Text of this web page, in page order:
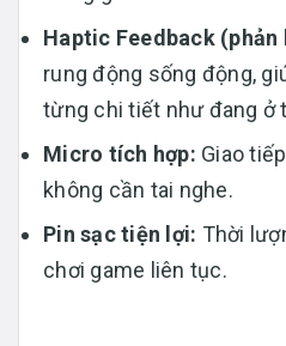
Haptic Feedback (phản
rung động sống động,
từng chi tiết như đang ở
Micro tích hợp: Giao
không cần tai nghe.
Pin sạc tiện lợi: Thời
chơi game liên tục.